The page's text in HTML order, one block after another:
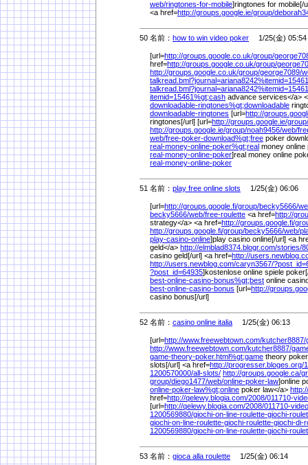
web/ringtones-for-mobile]ringtones for mobile[/
<a href=http://groups.google.ie/group/
50 名前： how to win video poker 1/25(金) 05:54
[url=http://groups.google.co.uk/group/
href=http://groups.google.co.uk/group/
http://groups.google.co.uk/group/george7089/
talkread.bml?journal=ariana8242%itemid=15461
talkread.bml?journal=ariana8242%itemid=15461
itemid=15461%gt;cash advance services</a>
downloadable-ringtones%gt;downloadable
downloadable-ringtones [url=http://
ringtones[/url] [url=http://groups.google.ie/group/
http://groups.google.ie/group/noah9456/web/
web/free-poker-download%gt;free poker
real-money-online-poker%gt;real money online
real-money-online-poker]real money online
real-money-online-poker
51 名前： play free online slots 1/25(金) 06:06
[url=http://groups.google.fi/group/becky5666/
becky5666/web/free-roulette <a href=http://
strategy</a> <a href=http://groups.google.fi/
http://groups.google.fi/group/becky5666/web/
play-casino-online]play casino online[/url] <a
geld</a> http://elmblad8374.blogr.com/stories/
casino geld[/url] <a href=http://
http://users.newblog.com/caryn3567/
?post_id=64935]kostenlose online spiele
best-online-casino-bonus%gt;best online
best-online-casino-bonus [url=http://
casino bonus[/url]
52 名前： casino online italia 1/25(金) 06:13
[url=http://www.freewebtown.com/kutcher8887/
http://www.freewebtown.com/kutcher8887/
game-theory-poker.html%gt;game theory
slots[/url] <a href=http://progresser.bloges.org/
1200570000/all-slots/ http://groups.google.ca/
group/diego1477/web/online-poker-law]online
online-poker-law%gt;online poker law</a>
href=http://qelewy.blogia.com/2008/011710-
[url=http://qelewy.blogia.com/2008/011710-
1200569880/giochi-on-line-roulette-giochi-
giochi-on-line-roulette-giochi-roulette-giochi-di-
1200569880/giochi-on-line-roulette-giochi-
53 名前： gioca alla roulette 1/25(金) 06:14